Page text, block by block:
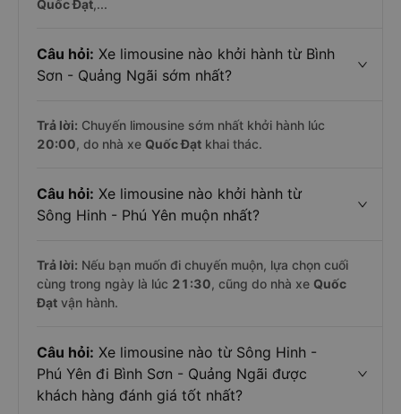
Quốc Đạt,...
Câu hỏi: Xe limousine nào khởi hành từ Bình
Sơn - Quảng Ngãi sớm nhất?
Trả lời: Chuyến limousine sớm nhất khởi hành lúc
20:00, do nhà xe Quốc Đạt khai thác.
Câu hỏi: Xe limousine nào khởi hành từ
Sông Hinh - Phú Yên muộn nhất?
Trả lời: Nếu bạn muốn đi chuyến muộn, lựa chọn cuối
cùng trong ngày là lúc 21:30, cũng do nhà xe Quốc
Đạt vận hành.
Câu hỏi: Xe limousine nào từ Sông Hinh -
Phú Yên đi Bình Sơn - Quảng Ngãi được
khách hàng đánh giá tốt nhất?